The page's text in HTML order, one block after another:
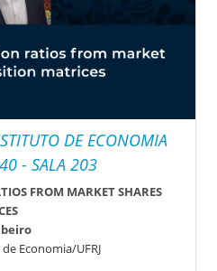
DE ECONOMIA
- SALA 203
FROM MARKET SHARES
Economia/UFRJ